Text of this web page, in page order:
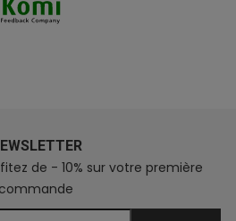
de - 10% sur votre première
commande